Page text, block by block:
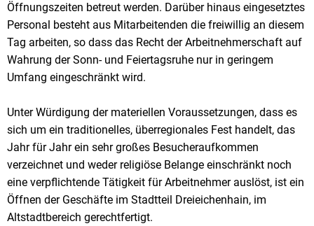
Öffnungszeiten betreut werden. Darüber hinaus eingesetztes
Personal besteht aus Mitarbeitenden die freiwillig an diesem
Tag arbeiten, so dass das Recht der Arbeitnehmerschaft auf
Wahrung der Sonn- und Feiertagsruhe nur in geringem
Umfang eingeschränkt wird.
Unter Würdigung der materiellen Voraussetzungen, dass es
sich um ein traditionelles, über­regionales Fest handelt, das
Jahr für Jahr ein sehr großes Besucheraufkommen
verzeichnet und weder religiöse Belange einschränkt noch
eine verpflichtende Tätigkeit für Arbeitnehmer auslöst, ist ein
Öffnen der Geschäfte im Stadtteil Dreieichenhain, im
Altstadtbereich gerechtfertigt.